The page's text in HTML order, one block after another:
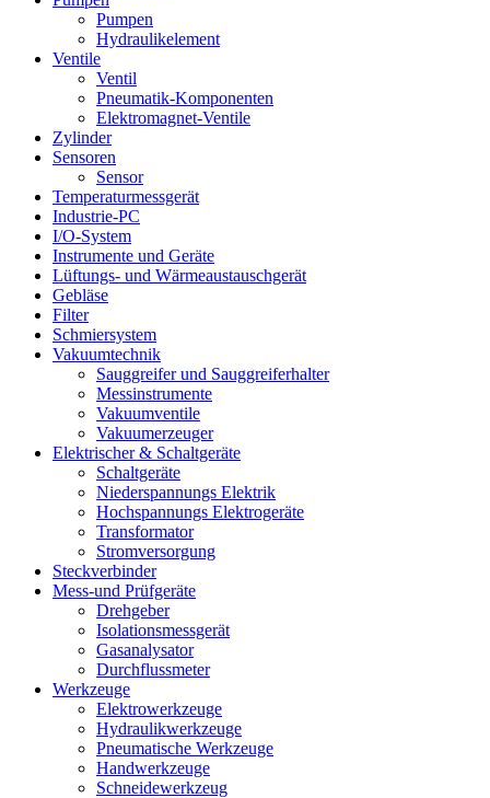
Pumpen
Hydraulikelement
Ventile
Ventil
Pneumatik-Komponenten
Elektromagnet-Ventile
Zylinder
Sensoren
Sensor
Temperaturmessgerät
Industrie-PC
I/O-System
Instrumente und Geräte
Lüftungs- und Wärmeaustauschgerät
Gebläse
Filter
Schmiersystem
Vakuumtechnik
Sauggreifer und Sauggreiferhalter
Messinstrumente
Vakuumventile
Vakuumerzeuger
Elektrischer & Schaltgeräte
Schaltgeräte
Niederspannungs Elektrik
Hochspannungs Elektrogeräte
Transformator
Stromversorgung
Steckverbinder
Mess-und Prüfgeräte
Drehgeber
Isolationsmessgerät
Gasanalysator
Durchflussmeter
Werkzeuge
Elektrowerkzeuge
Hydraulikwerkzeuge
Pneumatische Werkzeuge
Handwerkzeuge
Schneidewerkzeug